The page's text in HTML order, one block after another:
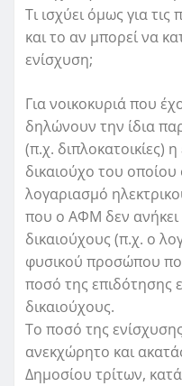
Τι ισχύει όμως για
και το αν μπορεί να
ενίσχυση;
Για νοικοκυριά που
δηλώνουν την ίδια
(π.χ. διπλοκατοικίες)
δικαιούχο του
λογαριασμό
που ο ΑΦΜ δεν ανήκει
δικαιούχους (π.χ. ο
φυσικού προσώπου
ποσό της επιδότησης
δικαιούχους.
Το ποσό της
ανεκχώρητο και
Δημοσίου τρίτων,